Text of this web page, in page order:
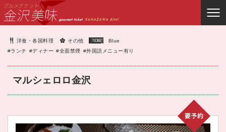
洋食・各国料理 その他
Blue
#ランチ #ディナー #全面禁煙 #外国語メニュー有り
マルシェロロ金沢